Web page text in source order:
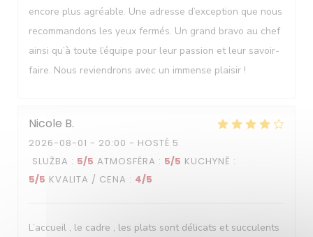
encore plus agréable. Une adresse d’exception que nous
recommandons les yeux fermés. Un grand bravo au chef
ainsi qu’à toute l’équipe pour leur passion et leur savoir-
faire. Nous reviendrons avec un immense plaisir !
Nicole B
2026-08-01 - 20:00 - HOSTÉ 5
SLUŽBA : 5/5 ATMOSFÉRA : 5/5 KUCHYNĚ :
5/5 KVALITA / CENA : 4/5
L’accueil , le cadre , les plats sont délicats et succulents